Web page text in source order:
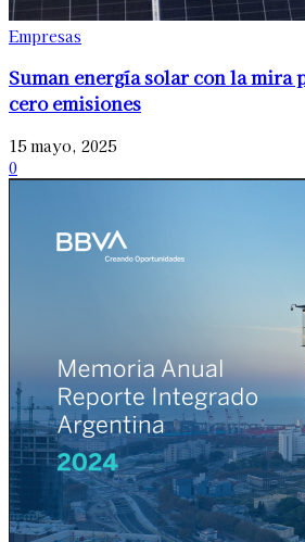
Empresas
Suman energía solar con la mira
cero emisiones
15 mayo, 2025
0